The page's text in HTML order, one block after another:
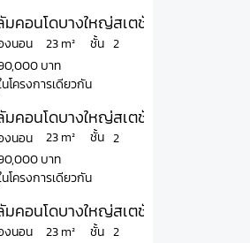
คอนโดบางใหญ่สเตชั่น เฟส 2 Plum
งนอน
บาท
ชั้น
23 m² 2
โครงการเดียวกัน
คอนโดบางใหญ่สเตชั่น เฟส 2 Plum
งนอน
บาท
ชั้น
23 m² 2
โครงการเดียวกัน
คอนโดบางใหญ่สเตชั่น เฟส 2 Plum
งนอน
ชั้น
23 m² 2